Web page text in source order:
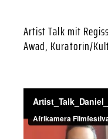
Artist Talk mit
Awad, Kuratorin/